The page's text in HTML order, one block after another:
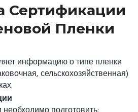
Сертификации
Пленки
информацию о типе пленки
сельскохозяйственная)